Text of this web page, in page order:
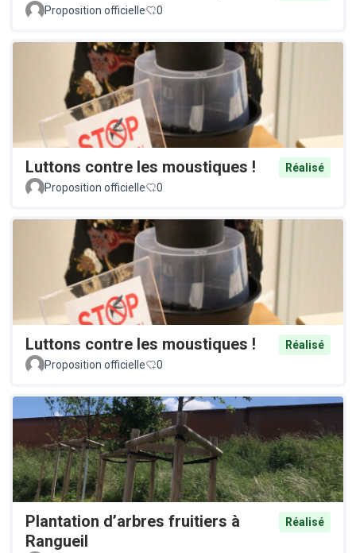
Proposition officielle
0
Luttons contre les moustiques !
Réalisé
Proposition officielle
0
Luttons contre les moustiques !
Réalisé
Proposition officielle
0
Plantation d’arbres fruitiers à
Rangueil
Réalisé